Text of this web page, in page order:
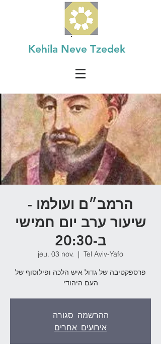
Kehila Neve Tzedek
הרמב״ם ועולמו -
שיעור ערב יום חמישי
ב-20:30
jeu. 03 nov.
  |
Tel Aviv-Yafo
פרספקטיבה של גדול איש הלכה ופילוסוף של
העם היהודי
ההרשמה סגורה
אירועים אחרים